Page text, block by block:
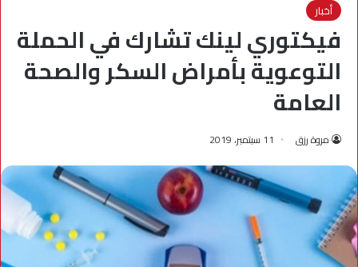
أخبار
فيكتوري لينك تشارك في الحملة
التوعوية بأمراض السكر والصحة
العامة
مروة رزق 11 سبتمبر، 2019